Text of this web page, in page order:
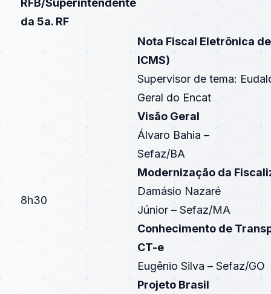
RFB/Superintendente
da 5a. RF
8h30
Nota Fiscal Eletrônica
ICMS)
Supervisor de tema:
Geral do Encat
Visão Geral
Álvaro Bahia –
Sefaz/BA
Modernização da
Damásio Nazaré
Júnior – Sefaz/MA
Conhecimento de
CT-e
Eugênio Silva – Sefaz/GO
Projeto Brasil